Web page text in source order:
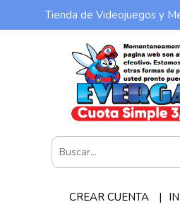
Tienda de Videojuegos y
CREAR CUENTA